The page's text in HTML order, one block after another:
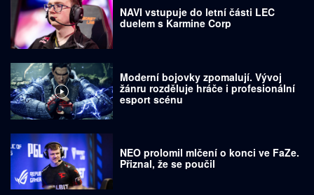
NAVI vstupuje do letní části LEC
duelem s Karmine Corp
Moderní bojovky zpomalují. Vývoj
žánru rozděluje hráče i profesionální
esport scénu
NEO prolomil mlčení o konci ve FaZe.
Přiznal, že se poučil